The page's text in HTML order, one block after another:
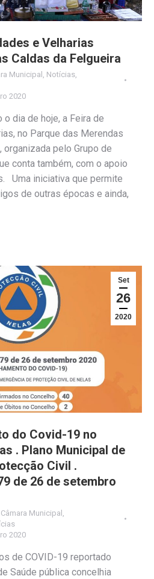
e Velharias
Caldas da Felgueira
Municipal Notícias
2020
dia de hoje, a Feira de
no Parque das Merendas
organizada pelo Grupo de
conta também, com o apoio
Uma iniciativa que permite
de outras épocas e ainda,
Set
26
2020
do Covid-19 no
. Plano Municipal de
Civil .
de 26 de setembro
Câmara Municipal ,
2020
de COVID-19 reportado
Saúde pública concelhia